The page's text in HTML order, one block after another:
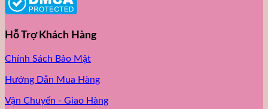
Hỗ Trợ Khách Hàng
Chính Sách Bảo Mật
Hướng Dẫn Mua Hàng
Vận Chuyển - Giao Hàng